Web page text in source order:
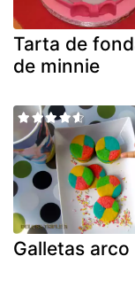
Tarta de
de minnie
Galletas arco